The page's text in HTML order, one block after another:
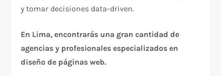
y tomar decisiones data-driven.
En Lima, encontrarás una gran cantidad de
agencias y profesionales especializados en
diseño de páginas web.